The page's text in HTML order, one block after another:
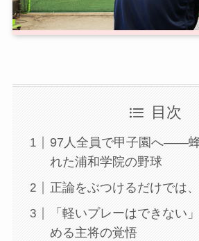
目次
97人全員で甲子園へ――
れた浦和学院の野球
正論をぶつけるだけでは
「軽いプレーはできない
める主将の覚悟